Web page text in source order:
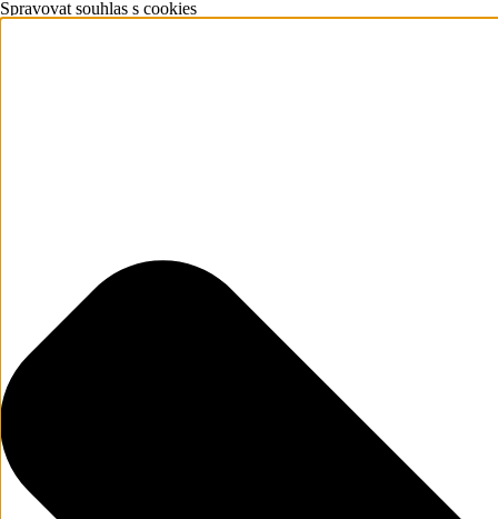
Spravovat souhlas s cookies